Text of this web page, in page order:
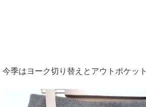
今季はヨーク切り替えとアウトポケット